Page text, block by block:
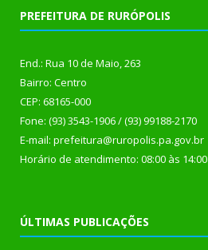
PREFEITURA DE RURÓPOLIS
End.: Rua 10 de Maio, 263
Bairro: Centro
CEP: 68165-000
Fone: (93) 3543-1906 / (93) 99188-2170
E-mail: prefeitura@ruropolis.pa.gov.br
Horário de atendimento: 08:00 às 14:00
ÚLTIMAS PUBLICAÇÕES